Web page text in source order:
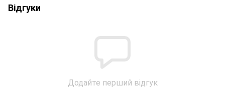
Відгуки
Додайте перший відгук